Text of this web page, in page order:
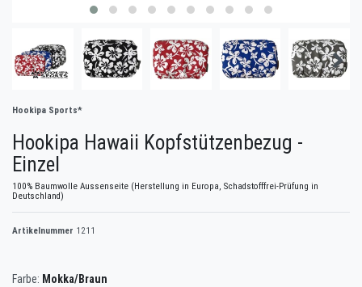
Hookipa Sports*
Hookipa Hawaii Kopfstützenbezug -
Einzel
100% Baumwolle Aussenseite (Herstellung in Europa, Schadstofffrei-Prüfung in
Deutschland)
Artikelnummer 1211
Farbe: Mokka/Braun